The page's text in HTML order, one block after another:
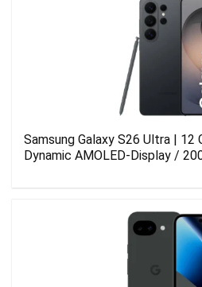
Samsung Galaxy S26 Ultra | 12
Dynamic AMOLED-Display /